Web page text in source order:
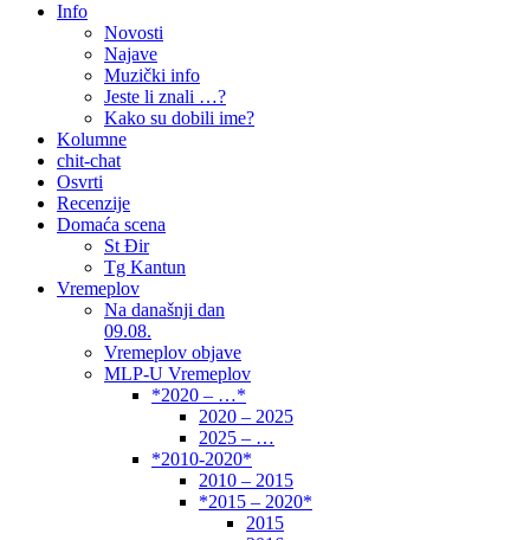
Autori
Info
Novosti
Najave
Muzički info
Jeste li znali …?
Kako su dobili ime?
Kolumne
chit-chat
Osvrti
Recenzije
Domaća scena
St Đir
Tg Kantun
Vremeplov
Na današnji dan
09.08.
Vremeplov objave
MLP-U Vremeplov
*2020 – …*
2020 – 2025
2025 – …
*2010-2020*
2010 – 2015
*2015 – 2020*
2015